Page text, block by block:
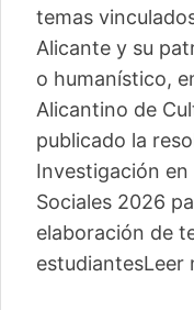
temas
Alicante y su
o humanístico,
Alicantino de
publicado la
Investigación en
Sociales 2026
elaboración de
estudiantesLeer